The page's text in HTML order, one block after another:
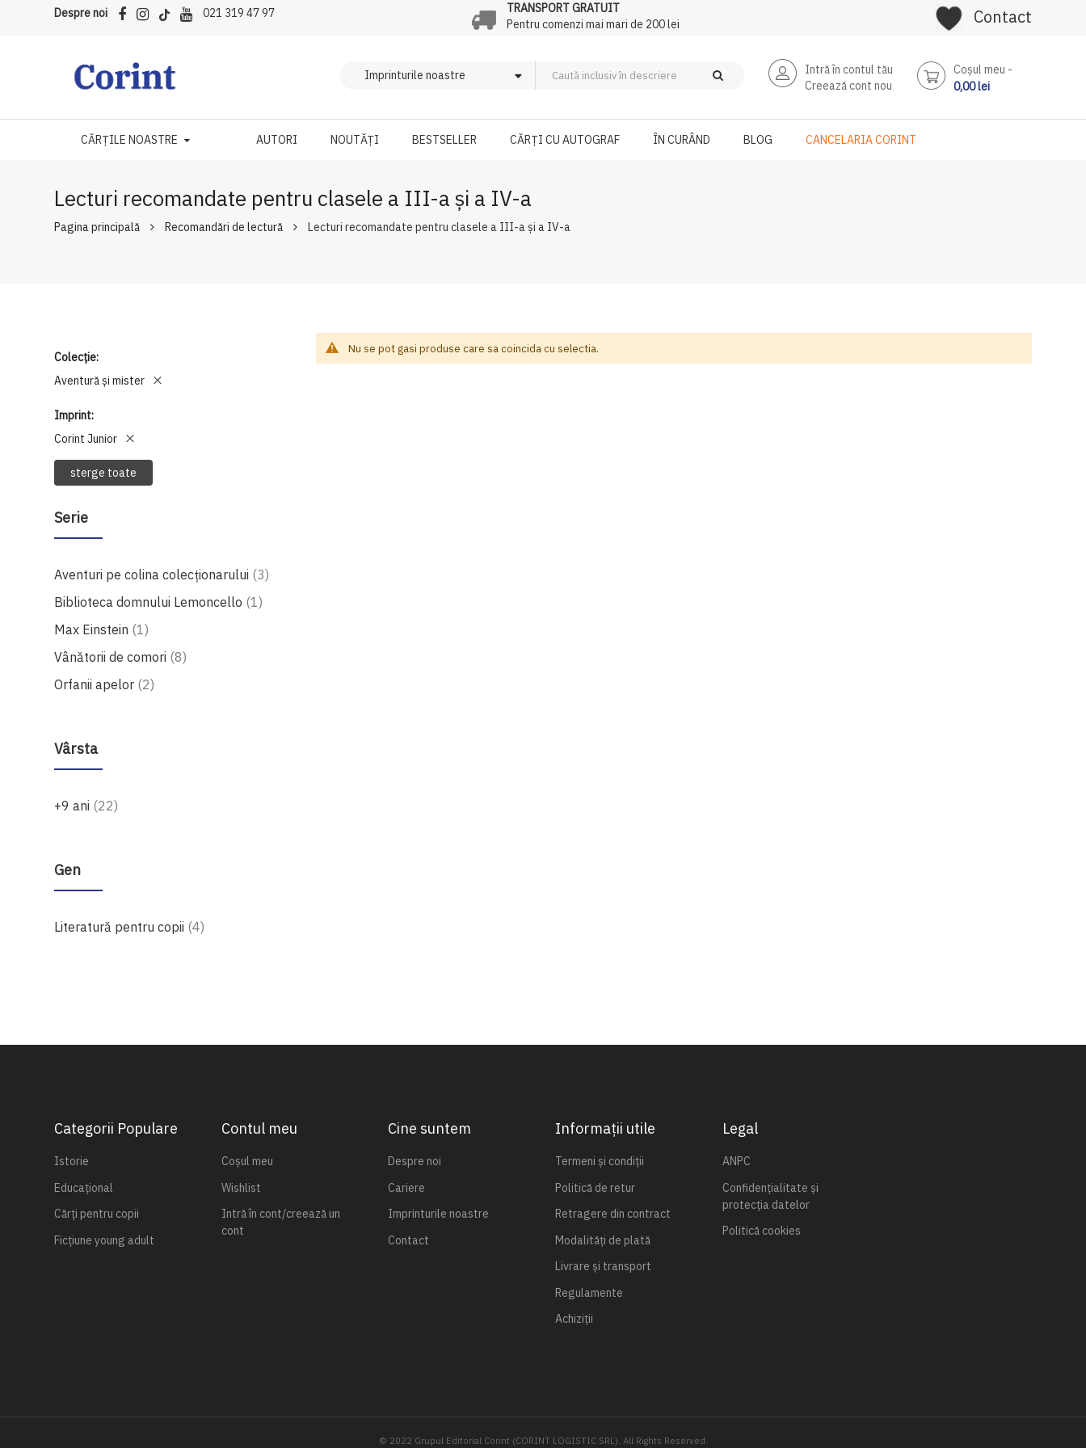
Despre noi 021 319 47 97
TRANSPORT GRATUIT
Pentru comenzi mai mari de 200 lei
Contact
Intră în contul tău
Creează cont nou
Coşul meu
0,00 lei
CĂRȚILE NOASTRE AUTORI NOUTĂȚI BESTSELLER CĂRȚI CU AUTOGRAF ÎN CURÂND BLOG CANCELARIA CORINT
Lecturi recomandate pentru clasele a III-a şi a IV-a
Pagina principală Recomandări de lectură Lecturi recomandate pentru clasele a III-a şi a IV-a
Colecție
Aventură și mister
Imprint
Corint Junior
sterge toate
Serie
Aventuri pe colina colecționarului 3produse
Biblioteca domnului Lemoncello 1produs
Max Einstein 1produs
Vânătorii de comori 8produse
Orfanii apelor 2produse
Vârsta
+9 ani 22produse
Gen
Literatură pentru copii 4produse
Nu se pot gasi produse care sa coincida cu selectia.
Categorii Populare
Istorie
Educațional
Cărți pentru copii
Ficțiune young adult
Contul meu
Coșul meu
Wishlist
Intră în cont/creează un
cont
Cine suntem
Despre noi
Cariere
Imprinturile noastre
Contact
Informații utile
Termeni și condiții
Politică de retur
Retragere din contract
Modalități de plată
Livrare și transport
Regulamente
Achiziții
Legal
ANPC
Confidențialitate și
protecția datelor
Politică cookies
© 2022 Grupul Editorial Corint (CORINT LOGISTIC SRL). All Rights Reserved.